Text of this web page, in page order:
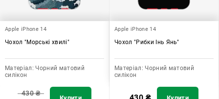
Apple iPhone 14
Чохол "Морські хвилі"
Матеріал: Чорний матовий
силікон
430₴
Apple iPhone 14
Чохол "Рибки Інь Янь"
Матеріал: Чорний матовий
силікон